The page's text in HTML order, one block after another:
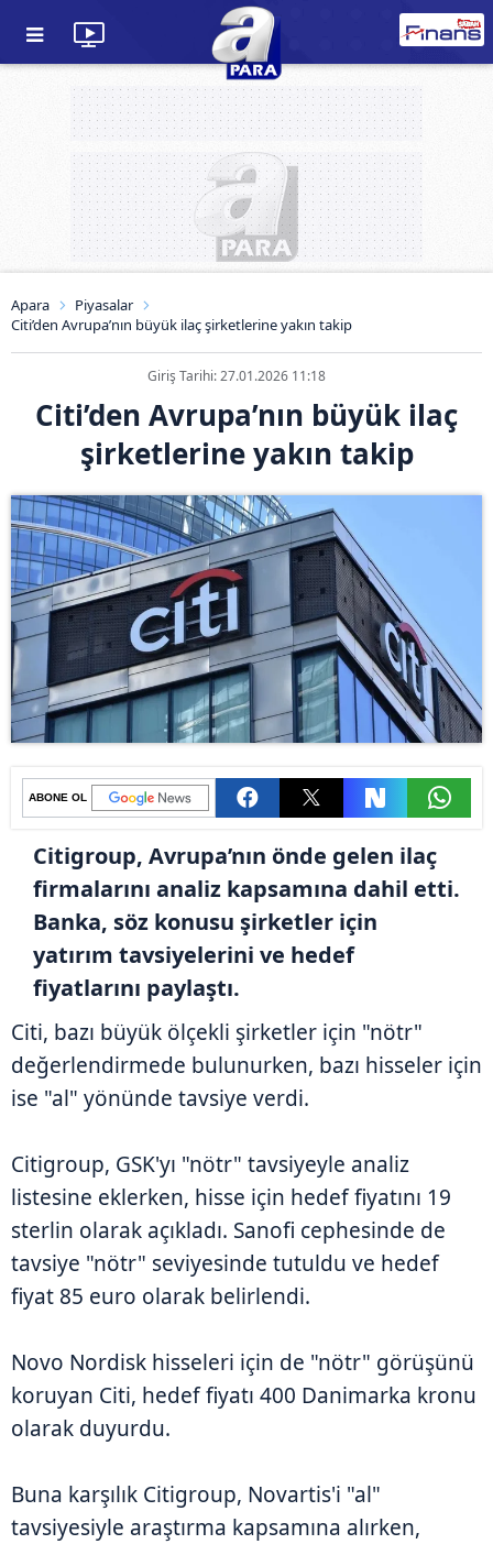
Apara
Piyasalar
Citi’den Avrupa’nın büyük ilaç şirketlerine yakın takip
Giriş Tarihi: 27.01.2026 11:18
Citi’den Avrupa’nın büyük ilaç
şirketlerine yakın takip
ABONE OL
Citigroup, Avrupa’nın önde gelen ilaç
firmalarını analiz kapsamına dahil etti.
Banka, söz konusu şirketler için
yatırım tavsiyelerini ve hedef
fiyatlarını paylaştı.
Citi, bazı büyük ölçekli şirketler için "nötr"
değerlendirmede bulunurken, bazı hisseler için
ise "al" yönünde tavsiye verdi.
Citigroup, GSK'yı "nötr" tavsiyeyle analiz
listesine eklerken, hisse için hedef fiyatını 19
sterlin olarak açıkladı. Sanofi cephesinde de
tavsiye "nötr" seviyesinde tutuldu ve hedef
fiyat 85 euro olarak belirlendi.
Novo Nordisk hisseleri için de "nötr" görüşünü
koruyan Citi, hedef fiyatı 400 Danimarka kronu
olarak duyurdu.
Buna karşılık Citigroup, Novartis'i "al"
tavsiyesiyle araştırma kapsamına alırken,